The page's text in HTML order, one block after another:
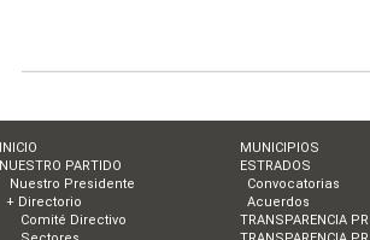
INICIO
NUESTRO PARTIDO
Nuestro Presidente
+ Directorio
Comité Directivo
MUNICIPIOS
ESTRADOS
Convocatorias
Acuerdos
TRANSPARENCIA